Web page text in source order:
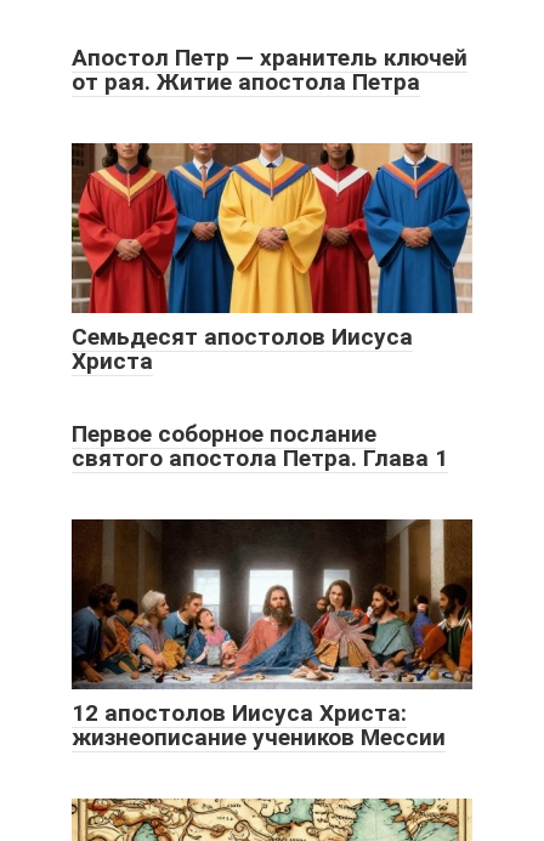
Апостол Петр — хранитель ключей
от рая. Житие апостола Петра
Семьдесят апостолов Иисуса
Христа
Первое соборное послание
святого апостола Петра. Глава 1
12 апостолов Иисуса Христа:
жизнеописание учеников Мессии